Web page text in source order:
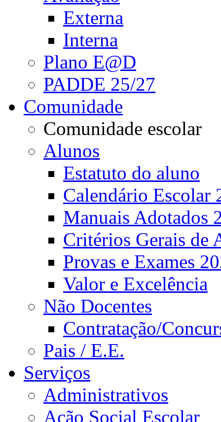
Externa
Interna
Plano E@D
PADDE 25/27
Comunidade
Comunidade escolar
Alunos
Estatuto do aluno
Calendário Escolar
Manuais Adotados
Critérios Gerais de
Provas e Exames
Valor e Excelência
Não Docentes
Contratação/
Pais / E.E.
Serviços
Administrativos
Ação Social Escolar